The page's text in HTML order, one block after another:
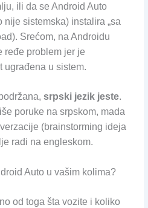
ili da se Android Auto
nije sistemska) instalira „sa
Srećom, na Androidu
ređe problem jer je
ugrađena u sistem.
srpski jezik jeste.
poruke na srpskom, mada
(brainstorming ideja
radi na engleskom.
Auto u vašim kolima?
od toga šta vozite i koliko